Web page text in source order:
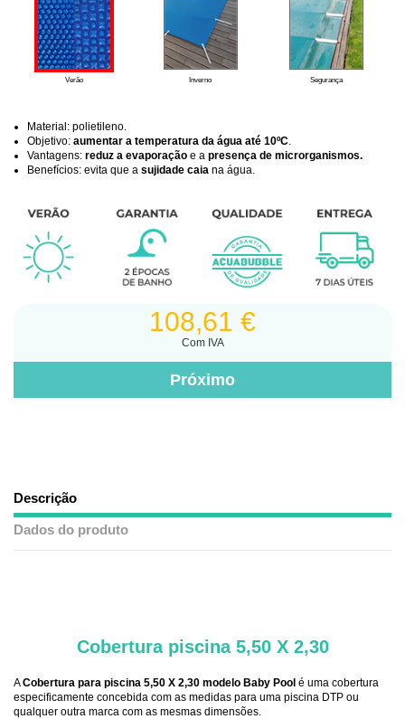
Verão Inverno Segurança
Material: polietileno.
Objetivo: aumentar a temperatura da água até 10ºC
Vantagens: reduz a evaporação e a presença de microrganismos.
Benefícios: evita que a sujidade caia na água.
108,61 €
Com IVA
Descrição
Dados do produto
Cobertura piscina 5,50 X 2,30
ACobertura para piscina 5,50 X 2,30 modelo Baby Pool é uma cobertura
especificamente concebida com as medidas para uma piscina DTP ou
qualquer outra marca com as mesmas dimensões.